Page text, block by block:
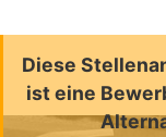
Diese
ist eine